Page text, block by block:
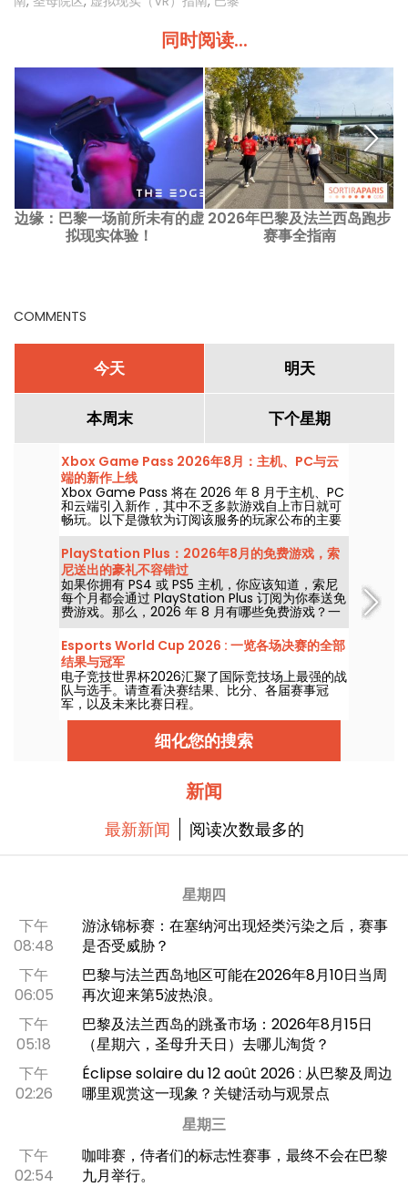
同时阅读...
边缘：巴黎一场前所未有的虚
拟现实体验！
2026年巴黎及法兰西岛跑步
赛事全指南
COMMENTS
今天 明天
本周末 下个星期
Xbox Game Pass 2026年8月：主机、PC与云
端的新作上线
Xbox Game Pass 将在 2026 年 8 月于主机、PC
和云端引入新作，其中不乏多款游戏自上市日就可
畅玩。以下是微软为订阅该服务的玩家公布的主要
新增内容。
PlayStation Plus：2026年8月的免费游戏，索
尼送出的豪礼不容错过
如果你拥有 PS4 或 PS5 主机，你应该知道，索尼
每个月都会通过 PlayStation Plus 订阅为你奉送免
费游戏。那么，2026 年 8 月有哪些免费游戏？一
起来看看本月的精选。
Esports World Cup 2026 : 一览各场决赛的全部
结果与冠军
电子竞技世界杯2026汇聚了国际竞技场上最强的战
队与选手。请查看决赛结果、比分、各届赛事冠
军，以及未来比赛日程。
细化您的搜索
新闻
最新新闻 阅读次数最多的
星期四
下午
08:48
游泳锦标赛：在塞纳河出现烃类污染之后，赛事
是否受威胁？
下午
06:05
巴黎与法兰西岛地区可能在2026年8月10日当周
再次迎来第5波热浪。
下午
05:18
巴黎及法兰西岛的跳蚤市场：2026年8月15日
（星期六，圣母升天日）去哪儿淘货？
下午
02:26
Éclipse solaire du 12 août 2026 : 从巴黎及周边
哪里观赏这一现象？关键活动与观景点
星期三
下午
02:54
咖啡赛，侍者们的标志性赛事，最终不会在巴黎
九月举行。